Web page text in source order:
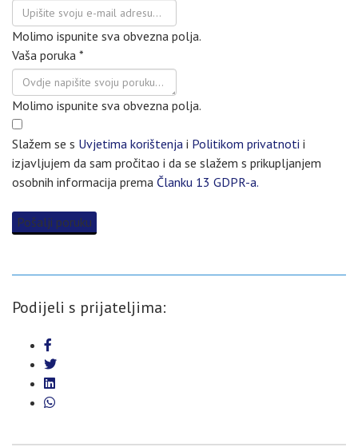
Molimo ispunite sva obvezna polja.
Vaša poruka *
Molimo ispunite sva obvezna polja.
Slažem se s Uvjetima korištenja i Politikom privatnoti i
izjavljujem da sam pročitao i da se slažem s prikupljanjem
osobnih informacija prema Članku 13 GDPR-a.
Pošalji poruku
Podijeli s prijateljima: